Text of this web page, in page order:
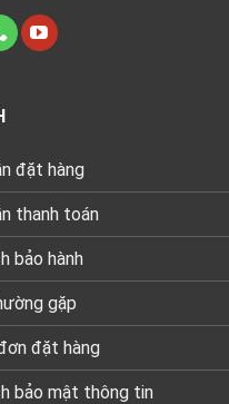
đặt hàng
thanh toán
bảo hành
gặp
đặt hàng
bảo mật thông tin